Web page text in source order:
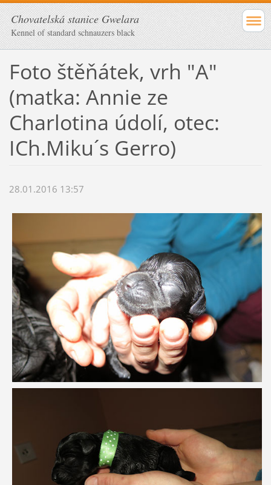
Chovatelská stanice Gwelara
Kennel of standard schnauzers black
Foto štěňátek, vrh "A"
(matka: Annie ze
Charlotina údolí, otec:
ICh.Miku´s Gerro)
28.01.2016 13:57